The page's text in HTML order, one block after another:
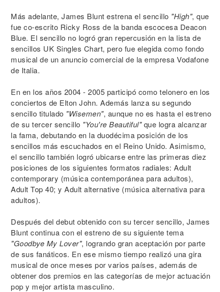
Más adelante, James Blunt estrena el sencillo "High", que
fue co-escrito Ricky Ross de la banda escocesa Deacon
Blue. El sencillo no logró gran repercusión en la lista de
sencillos UK Singles Chart, pero fue elegida como fondo
musical de un anuncio comercial de la empresa Vodafone
de Italia.
En en los años 2004 - 2005 participó como telonero en los
conciertos de Elton John. Además lanza su segundo
sencillo titulado "Wisemen", aunque no es hasta el estreno
de su tercer sencillo "You're Beautiful"que logra alcanzar
la fama, debutando en la duodécima posición de los
sencillos más escuchados en el Reino Unido. Asimismo,
el sencillo también logró ubicarse entre las primeras diez
posiciones de los siguientes formatos radiales: Adult
contemporary (música contemporánea para adultos),
Adult Top 40; y Adult alternative (música alternativa para
adultos).
Después del debut obtenido con su tercer sencillo, James
Blunt continua con el estreno de su siguiente tema
"Goodbye My Lover", logrando gran aceptación por parte
de sus fanáticos. En ese mismo tiempo realizó una gira
musical de once meses por varios países, además de
obtener dos premios en las categorías de mejor actuación
pop y mejor artista masculino.